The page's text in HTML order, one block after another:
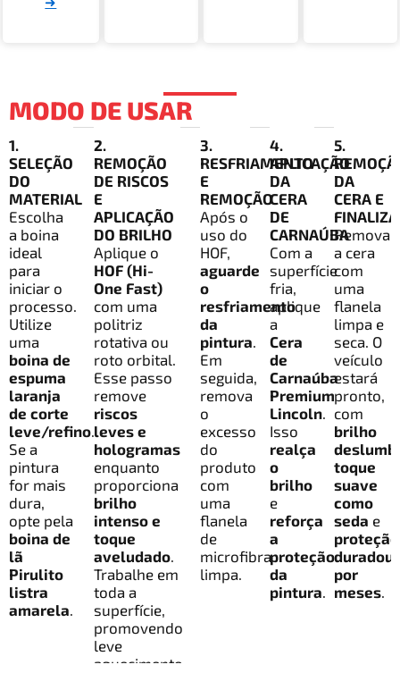
MODO DE USAR
1.
SELEÇÃO
DO
MATERIAL
Escolha
a boina
ideal
para
iniciar o
processo.
Utilize
uma
boina de
espuma
laranja
de corte
leve/refino
Se a
pintura
for mais
dura,
opte pela
boina de
lã
Pirulito
listra
amarela
2.
REMOÇÃO
DE RISCOS
E
APLICAÇÃO
DO BRILHO
Aplique o
HOF (Hi-
One Fast)
com uma
politriz
rotativa ou
roto orbital.
Esse passo
remove
riscos
leves e
hologramas
enquanto
proporciona
brilho
intenso e
toque
aveludado.
Trabalhe em
toda a
superfície,
promovendo
leve
aquecimento.
3.
RESFRIAMENTO
E
REMOÇÃO
Após o
uso do
HOF,
aguarde
o
resfriamento
da
pintura
Em
seguida,
remova
o
excesso
do
produto
com
uma
flanela
de
microfibra
limpa.
4.
APLICAÇÃO
DA
CERA
DE
CARNAÚBA
Com a
superfície
fria,
aplique
a
Cera
de
Carnaúba
Premium
Lincoln
Isso
realça
o
brilho
e
reforça
a
proteção
da
pintura
5.
DA
CERA E
Remova
a cera
com
uma
flanela
limpa e
seca. O
veículo
estará
pronto,
com
brilho
toque
suave
como
seda e
proteção
por
meses